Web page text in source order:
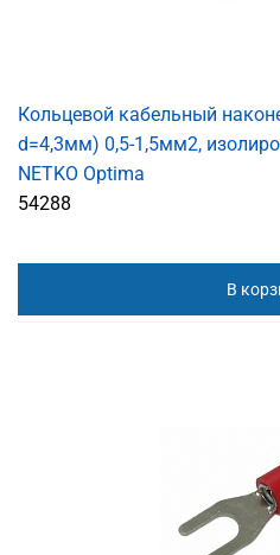
Кольцевой кабельный
d=4,3мм) 0,5-1,5мм2,
NETKO Optima
54288
В